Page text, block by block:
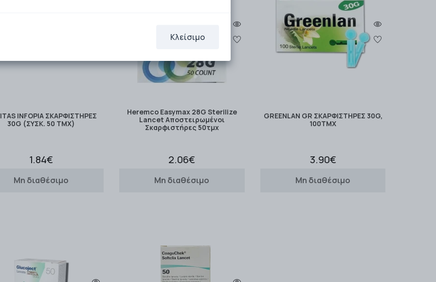
INFOPIA ΣΚΑΡΦΙΣΤΗΡΕΣ
30G (ΣΥΣΚ. 50 ΤΜΧ)
1.84€
Μη διαθέσιμο
Heremco Easymax 28G Sterilize
Lancet Αποστειρωμένοι
Σκαρφιστήρες 50τμχ
2.06€
Μη διαθέσιμο
GREENLAN GR ΣΚΑΡΦΙΣΤΗΡΕΣ 30G,
100TMX
3.90€
Μη διαθέσιμο
Κλείσιμο